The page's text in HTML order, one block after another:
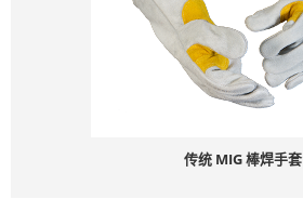
传统 MIG 棒焊手套